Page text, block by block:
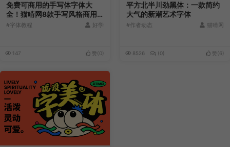
免费可商用的手写体字体大
全！猫啃网8款手写风格商用
字体合集
#字体教程 好学
147 赞(0)
平方北半川劲黑体：一款简约
大气的新潮艺术字体
#作者动态 猫啃网
8526 (0) 赞(6)